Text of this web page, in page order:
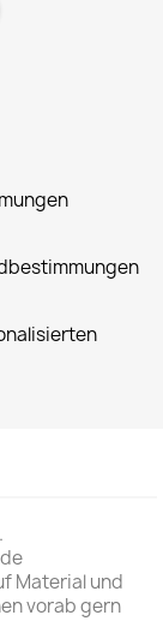
Material und
vorab gern